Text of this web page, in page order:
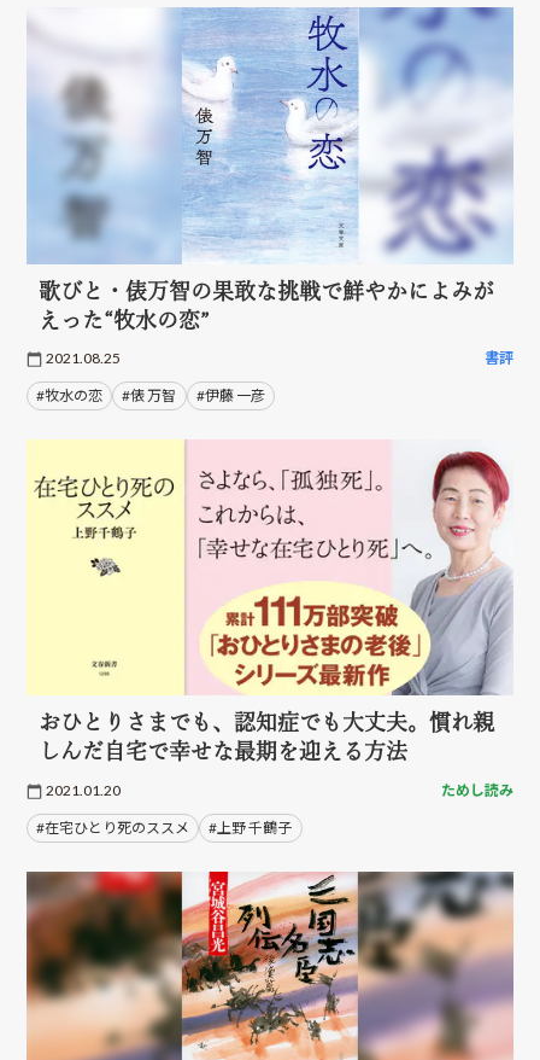
歌びと・俵万智の果敢な挑戦で鮮やかによみが
えった“牧水の恋”
2021.08.25 書評
#牧水の恋 #俵 万智 #伊藤 一彦
おひとりさまでも、認知症でも大丈夫。慣れ親
しんだ自宅で幸せな最期を迎える方法
2021.01.20 ためし読み
#在宅ひとり死のススメ #上野 千鶴子